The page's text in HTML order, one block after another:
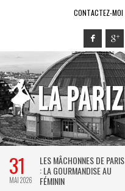
CONTACTEZ-MOI
31
MAI 2026
LES MÂCHONNES DE PARIS
: LA GOURMANDISE AU
FÉMININ